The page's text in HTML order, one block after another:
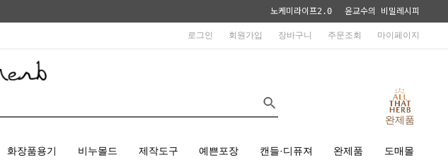
노케미라이프2.0 윤교수의 비밀레시피
로그인 회원가입 장바구니 주문조회 마이페이지
완제품
화장품용기 비누몰드 제작도구 예쁜포장 캔들·디퓨져 완제품 도매몰